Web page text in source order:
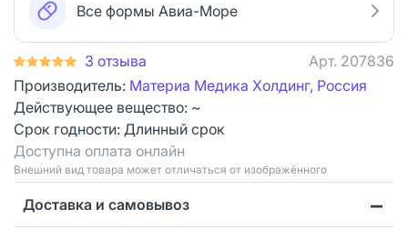
Все формы Авиа-Море
3 отзыва Арт. 207836
Производитель: Материа Медика Холдинг, Россия
Действующее вещество: ~
Срок годности: Длинный срок
Доступна оплата онлайн
Bнешний вид товара может отличаться от изображённого
Доставка и самовывоз